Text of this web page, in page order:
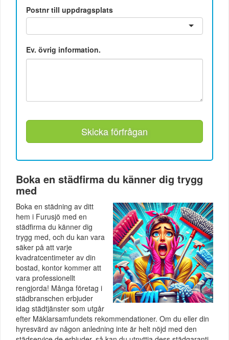
Postnr till uppdragsplats
Ev. övrig information.
Skicka förfrågan
Boka en städfirma du känner dig trygg
med
Boka en städning av ditt
hem i Furusjö med en
städfirma du känner dig
trygg med, och du kan vara
säker på att varje
kvadratcentimeter av din
bostad, kontor kommer att
vara professionellt
rengjorda! Många företag i
städbranschen erbjuder
idag städtjänster som utgår
efter Mäklarsamfundets rekommendationer. Om du eller din
hyresvärd av någon anledning inte är helt nöjd med den